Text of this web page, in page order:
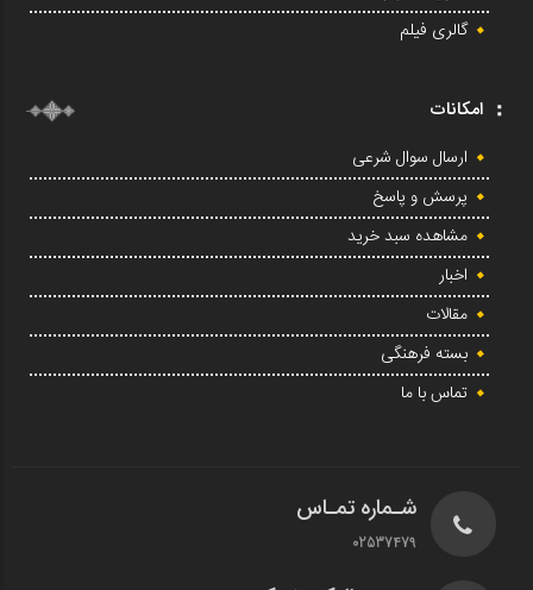
گالری فیلم
امکانات
ارسال سوال شرعی
پرسش و پاسخ
مشاهده سبد خرید
اخبار
مقالات
بسته فرهنگی
تماس با ما
شـماره تمـاس
02537479